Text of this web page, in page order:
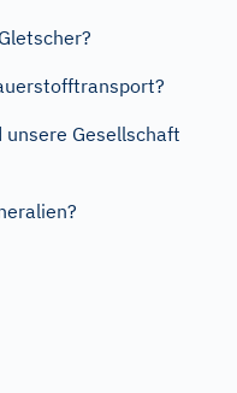
Gesellschaft